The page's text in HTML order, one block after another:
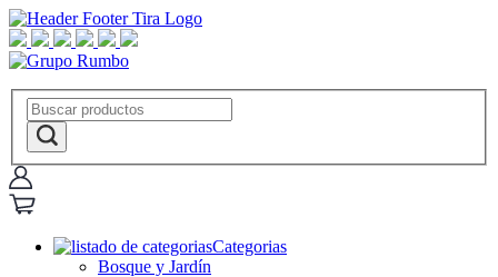
Categorias
Bosque y Jardín